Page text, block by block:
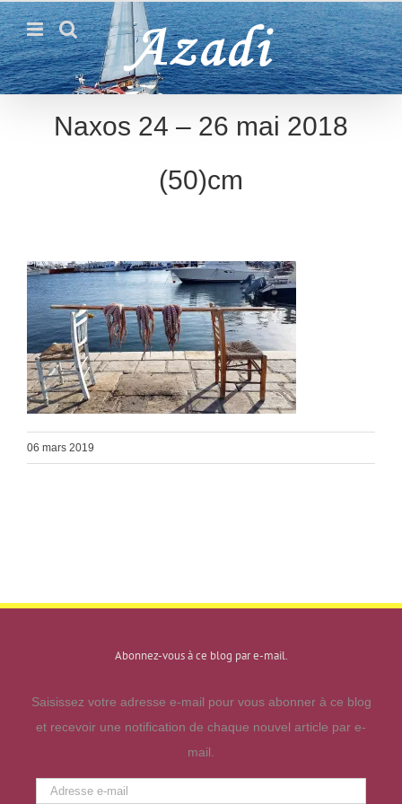
Passer
au
contenu
Naxos 24 – 26 mai 2018
(50)cm
06 mars 2019
Abonnez-vous à ce blog par e-mail.
Saisissez votre adresse e-mail pour vous abonner à ce blog
et recevoir une notification de chaque nouvel article par e-
mail.
Adresse